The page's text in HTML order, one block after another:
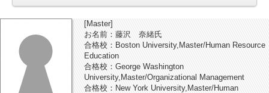
[Master]
お名前：藤沢 奈緒氏
合格校：Boston University,Master/Human Resource
Education
合格校：George Washington
University,Master/Organizational Management
合格校：New York University,Master/Human